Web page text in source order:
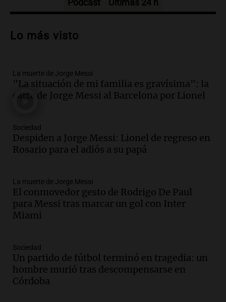
Audio.Trágico accidente en Mendoza:
vehículos desde un puente
Audio.Tragedia en Mendoza: un muerto
y cinco heridos tras caer dos autos desde
un puente
Episodios
Audio.Messi llegará esta noche a
Rosario para acompañar a su familia
Episodios
Audio.Ley de Propiedad Privada: el revés
en el Congreso expuso una debilidad
comunicacional del Gobierno
Episodios
Audio.Casabindo se prepara para una
celebración única: 30.000 turistas y el
tradicional Toreo de la Vincha
Podcast Últimas 24 h
Lo más visto
La muerte de Jorge Messi
"La situación de mi familia es gravísima": la
carta de Jorge Messi al Barcelona por Lionel
Sociedad
Despiden a Jorge Messi: Lionel de regreso en
Rosario para el adiós a su papá
La muerte de Jorge Messi
El conmovedor gesto de Rodrigo De Paul
para Messi tras marcar un gol con Inter
Miami
Sociedad
Un partido de fútbol terminó en tragedia: un
hombre murió tras descompensarse en
Córdoba